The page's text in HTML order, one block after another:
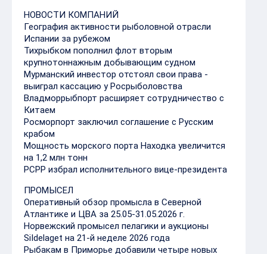
НОВОСТИ КОМПАНИЙ
География активности рыболовной отрасли
Испании за рубежом
Тихрыбком пополнил флот вторым
крупнотоннажным добывающим судном
Мурманский инвестор отстоял свои права -
выиграл кассацию у Росрыболовства
Владморрыбпорт расширяет сотрудничество с
Китаем
Росморпорт заключил соглашение с Русским
крабом
Мощность морского порта Находка увеличится
на 1,2 млн тонн
РСРР избрал исполнительного вице-президента
ПРОМЫСЕЛ
Оперативный обзор промысла в Северной
Атлантике и ЦВА за 25.05-31.05.2026 г.
Норвежский промысел пелагики и аукционы
SiIdelaget на 21-й неделе 2026 года
Рыбакам в Приморье добавили четыре новых